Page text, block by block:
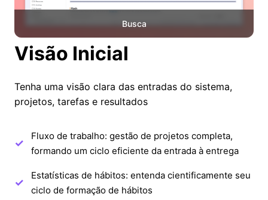
Busca
Visão Inicial
Tenha uma visão clara das entradas do sistema,
projetos, tarefas e resultados
Fluxo de trabalho: gestão de projetos completa,
formando um ciclo eficiente da entrada à entrega
Estatísticas de hábitos: entenda cientificamente seu
ciclo de formação de hábitos